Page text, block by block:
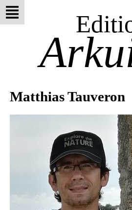
Matthias Tauveron